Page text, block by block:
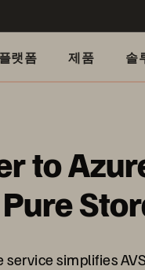
랫폼 제품 솔
to
simplifies